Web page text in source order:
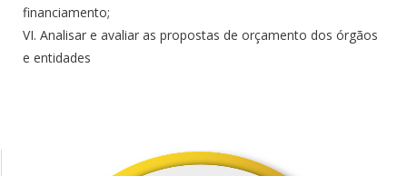
financiamento;
VI. Analisar e avaliar as propostas de orçamento dos órgãos
e entidades